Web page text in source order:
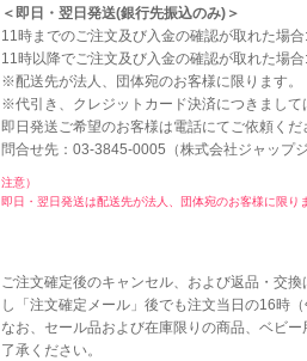
＜即日・翌日発送(銀行先振込のみ)＞
11時までのご注文及び入金の確認が取れた場
11時以降でご注文及び入金の確認が取れた場
※配送先が法人、団体宛のお客様に限ります。
※代引き、クレジットカード決済につきまして
即日発送ご希望のお客様は電話にてご依頼くだ
問合せ先：03-3845-0005（株式会社ジャップジ
注意）
即日・翌日発送は配送先が法人、団体宛のお客様に限り
ご注文確定後のキャンセル、および返品・交
し「注文確定メール」後でも注文当日の16時
なお、セール品および在庫限りの商品、ベビ
了承ください。